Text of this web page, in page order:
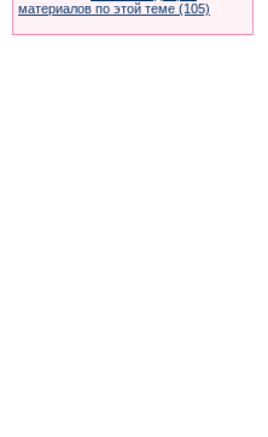
материалов по этой теме (105)